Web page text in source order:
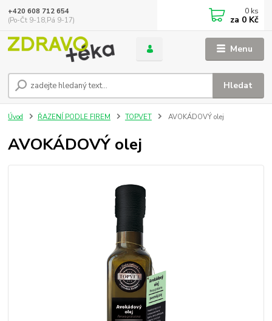
Menu
Hledat
+420 608 712 654
(Po-Čt 9-18,Pá 9-17)
0 ks
za 0 Kč
Úvod ŘAZENÍ PODLE FIREM TOPVET AVOKÁDOVÝ olej
AVOKÁDOVÝ olej